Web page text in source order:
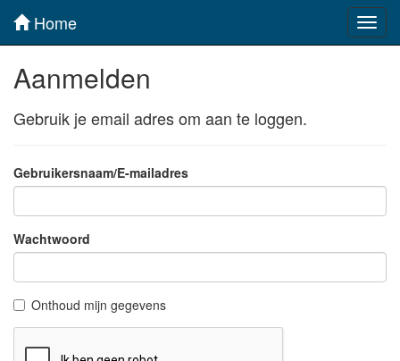
Home
Aanmelden
Gebruik je email adres om aan te loggen.
Gebruikersnaam/E-mailadres
Wachtwoord
Onthoud mijn gegevens